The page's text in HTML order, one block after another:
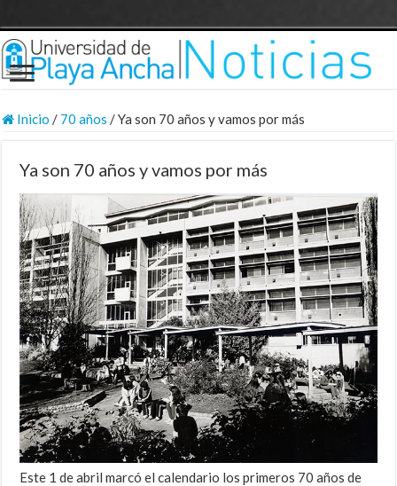
Inicio / 70 años /Ya son 70 años y vamos por más
Ya son 70 años y vamos por más
Este 1 de abril marcó el calendario los primeros 70 años de